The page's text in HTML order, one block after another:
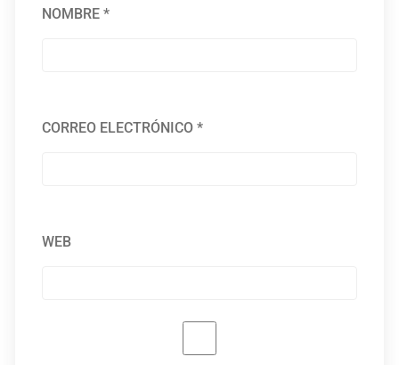
NOMBRE*
CORREO ELECTRÓNICO*
WEB